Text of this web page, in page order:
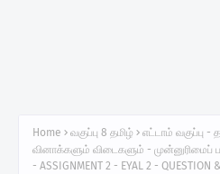
Home வகுப்பு 8 தமிழ்
எட்டாம் வகுப்பு -
வினாக்களும் விடைகளும் - முன்னுரிமைப்
- ASSIGNMENT 2 - EYAL 2 - QUESTION